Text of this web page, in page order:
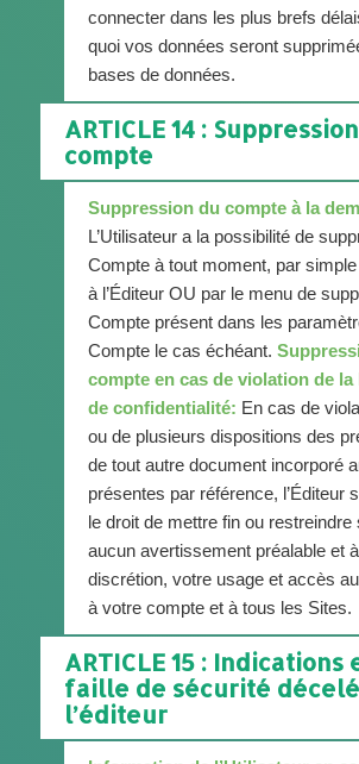
connecter dans les plus brefs
quoi vos données seront
bases de données.
ARTICLE 14 :
compte
Suppression du compte à la
L’Utilisateur a la possibilité de
Compte à tout moment, par
à l’Éditeur OU par le menu de
Compte présent dans les
Compte le cas échéant.
compte en cas de violation de
de confidentialité: En cas de
ou de plusieurs dispositions des
de tout autre document incorporé
présentes par référence, l’Éditeur
le droit de mettre fin ou restreindre
aucun avertissement préalable et
discrétion, votre usage et accès
à votre compte et à tous les Sites.
ARTICLE 15 : Indications
faille de sécurité
l’éditeur